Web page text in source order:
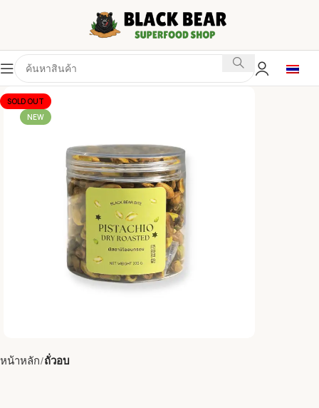
SOLD OUT
NEW
หน้าหลัก ถั่วอบ